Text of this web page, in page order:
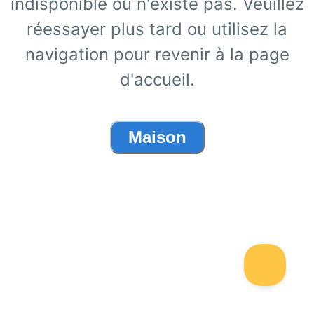
réessayer plus tard ou utilisez la
navigation pour revenir à la page
d'accueil.
Maison